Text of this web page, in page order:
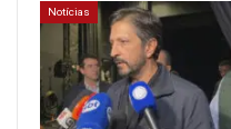
Notícias